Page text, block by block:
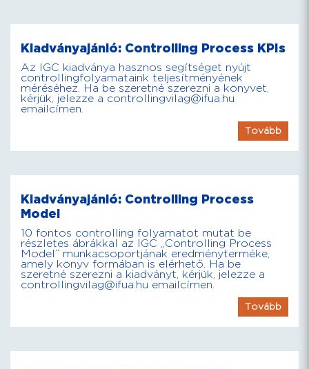
Kiadványajánló: Controlling Process KPIs
Az IGC kiadványa hasznos segítséget nyújt
controllingfolyamataink teljesítményének
méréséhez. Ha be szeretné szerezni a könyvet,
kérjük, jelezze a controllingvilag@ifua.hu
emailcímen.
Tovább
Kiadványajánló: Controlling Process
Model
10 fontos controlling folyamatot mutat be
részletes ábrákkal az IGC „Controlling Process
Model” munkacsoportjának eredményterméke,
amely könyv formában is elérhető. Ha be
szeretné szerezni a kiadványt, kérjük, jelezze a
controllingvilag@ifua.hu emailcímen.
Tovább